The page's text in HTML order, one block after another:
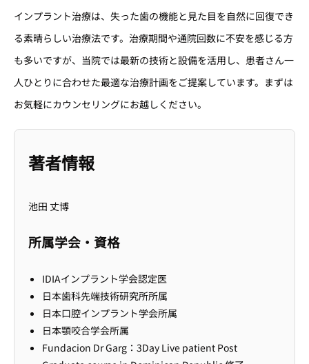
インプラント治療は、失った歯の機能と見た目を自然に回復でき
る素晴らしい治療法です。治療期間や通院回数に不安を感じる方
も多いですが、当院では最新の技術と設備を活用し、患者さん一
人ひとりに合わせた最適な治療計画をご提案しています。まずは
お気軽にカウンセリングにお越しください。
著者情報
池田 丈博
所属学会・資格
IDIAインプラント学会認定医
日本歯科先端技術研究所所属
日本口腔インプラント学会所属
日本顎咬合学会所属
Fundacion Dr Garg：3Day Live patient Post